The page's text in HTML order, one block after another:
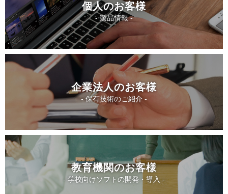
個人のお客様
- 製品情報 -
企業法人のお客様
- 保有技術のご紹介 -
教育機関のお客様
- 学校向けソフトの開発・導入 -